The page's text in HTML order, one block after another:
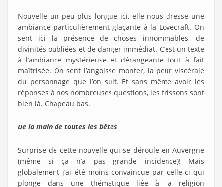
Nouvelle un peu plus longue ici, elle nous dresse une
ambiance particulièrement glaçante à la Lovecraft. On
sent ici la présence de choses innommables, de
divinités oubliées et de danger immédiat. C’est un texte
à l’ambiance mystérieuse et dérangeante tout à fait
maîtrisée. On sent l’angoisse monter, la peur viscérale
du personnage que l’on suit. Et sans même avoir les
réponses à nos nombreuses questions, les frissons sont
bien là. Chapeau bas.
De la main de toutes les bêtes
Surprise de cette nouvelle qui se déroule en Auvergne
(même si ça n’a pas grande incidence)! Mais
globalement j’ai été moins convaincue par celle-ci qui
plonge dans une thématique liée à la religion